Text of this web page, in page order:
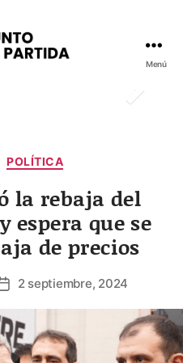
Menú
Categorías
POLÍTICA
la rebaja del
espera que se
de precios
Fecha
la
entrada
2 septiembre, 2024